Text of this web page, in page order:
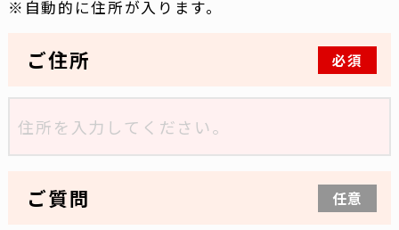
自動的に住所が入ります。
ご住所 必須
ご質問 任意